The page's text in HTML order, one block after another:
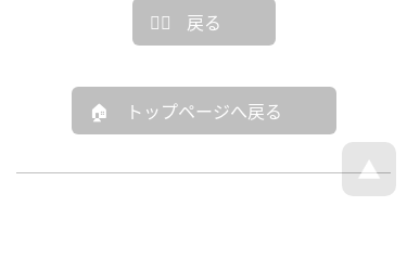
戻る
トップページへ戻る